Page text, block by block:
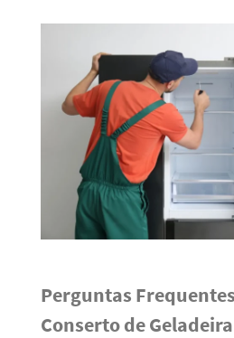
Perguntas
Conserto de